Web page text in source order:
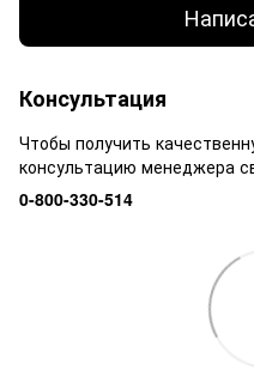
Консультация
Чтобы получить
консультацию менеджера
0-800-330-514